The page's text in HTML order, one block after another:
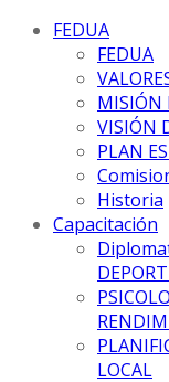
FEDUA
FEDUA
MISIÓN
VISIÓN
PLAN
Historia
Capacitación
LOCAL